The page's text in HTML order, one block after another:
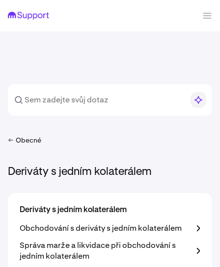
Obecné
Deriváty s jedním kolaterálem
Deriváty s jedním kolaterálem
Obchodování s deriváty s jedním kolaterálem
Správa marže a likvidace při obchodování s
jedním kolaterálem